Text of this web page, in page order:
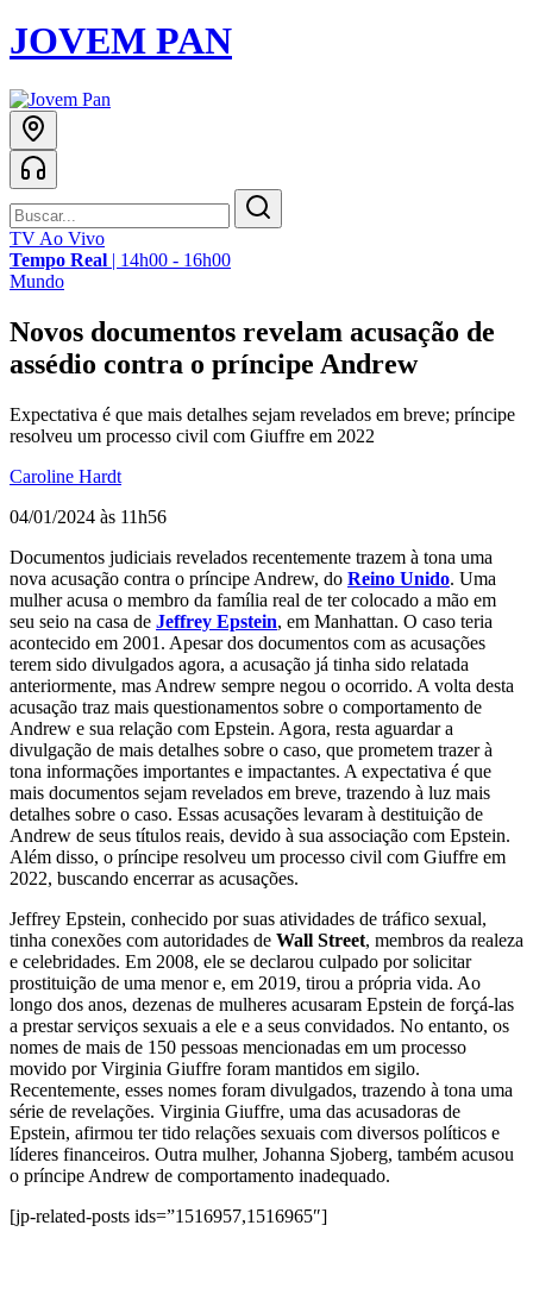
JOVEM PAN
TV Ao Vivo
Tempo Real | 14h00 - 16h00
Mundo
Novos documentos revelam acusação de
assédio contra o príncipe Andrew
Expectativa é que mais detalhes sejam revelados em breve; príncipe
resolveu um processo civil com Giuffre em 2022
Caroline Hardt
04/01/2024 às 11h56
Documentos judiciais revelados recentemente trazem à tona uma
nova acusação contra o príncipe Andrew, do Reino Unido. Uma
mulher acusa o membro da família real de ter colocado a mão em
seu seio na casa de Jeffrey Epstein, em Manhattan. O caso teria
acontecido em 2001. Apesar dos documentos com as acusações
terem sido divulgados agora, a acusação já tinha sido relatada
anteriormente, mas Andrew sempre negou o ocorrido. A volta desta
acusação traz mais questionamentos sobre o comportamento de
Andrew e sua relação com Epstein. Agora, resta aguardar a
divulgação de mais detalhes sobre o caso, que prometem trazer à
tona informações importantes e impactantes. A expectativa é que
mais documentos sejam revelados em breve, trazendo à luz mais
detalhes sobre o caso. Essas acusações levaram à destituição de
Andrew de seus títulos reais, devido à sua associação com Epstein.
Além disso, o príncipe resolveu um processo civil com Giuffre em
2022, buscando encerrar as acusações.
Jeffrey Epstein, conhecido por suas atividades de tráfico sexual,
tinha conexões com autoridades de Wall Street, membros da realeza
e celebridades. Em 2008, ele se declarou culpado por solicitar
prostituição de uma menor e, em 2019, tirou a própria vida. Ao
longo dos anos, dezenas de mulheres acusaram Epstein de forçá-las
a prestar serviços sexuais a ele e a seus convidados. No entanto, os
nomes de mais de 150 pessoas mencionadas em um processo
movido por Virginia Giuffre foram mantidos em sigilo.
Recentemente, esses nomes foram divulgados, trazendo à tona uma
série de revelações. Virginia Giuffre, uma das acusadoras de
Epstein, afirmou ter tido relações sexuais com diversos políticos e
líderes financeiros. Outra mulher, Johanna Sjoberg, também acusou
o príncipe Andrew de comportamento inadequado.
[jp-related-posts ids=”1516957,1516965″]